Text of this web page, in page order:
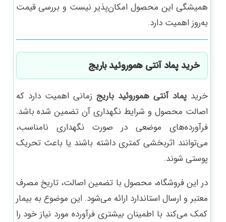
همیشگی این محصول امکان‌پذیر نیست و بررسی قیمت
به‌روز اهمیت دارد.
خرید پماد آنتی هموروئید باریج
خریدپماد آنتی هموروئید باریج زمانی اهمیت دارد که
اصالت محصول و شرایط نگهداری آن تضمین شده باشد.
فرآورده‌های موضعی در صورت نگهداری نامناسب،
می‌توانند اثربخشی کمتری داشته باشند یا باعث تحریک
پوستی شوند.
در این فروشگاه، محصول با تضمین اصالت، تاریخ مصرف
معتبر و ارسال استاندارد ارائه می‌شود. این موضوع به بیمار
کمک می‌کند با اطمینان بیشتری فرآورده مورد نیاز خود را